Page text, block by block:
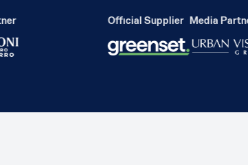
Official Supplier Media Partner